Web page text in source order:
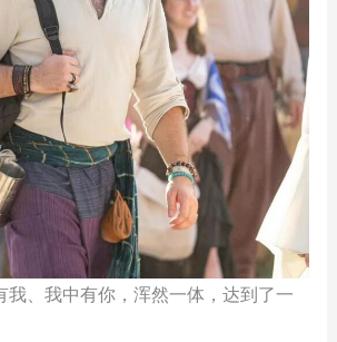
我、我中有你，浑然一体，达到了一